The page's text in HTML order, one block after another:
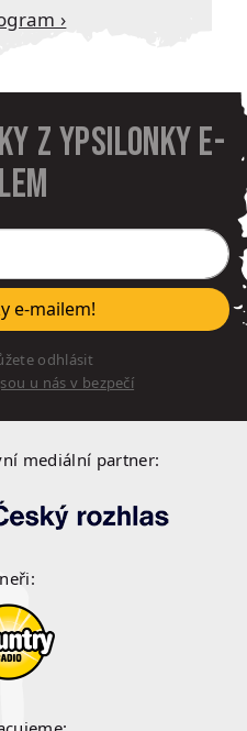
›
z Ypsilonky e-
e-mailem!
odhlásit
u nás v bezpečí
mediální partner: